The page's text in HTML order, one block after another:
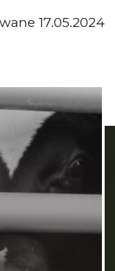
17.05.2024